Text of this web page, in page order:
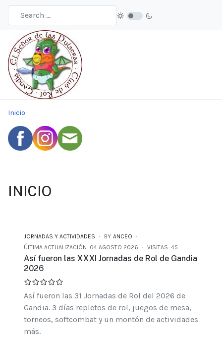
Inicio
INICIO
JORNADAS Y ACTIVIDADES BY ANCEO
ÚLTIMA ACTUALIZACIÓN: 04 AGOSTO 2026
VISITAS: 45
Así fueron las XXXI Jornadas de Rol de Gandia
2026
Así fueron las 31 Jornadas de Rol del 2026 de
Gandia. 3 días repletos de rol, juegos de mesa,
torneos, softcombat y un montón de actividades
más.